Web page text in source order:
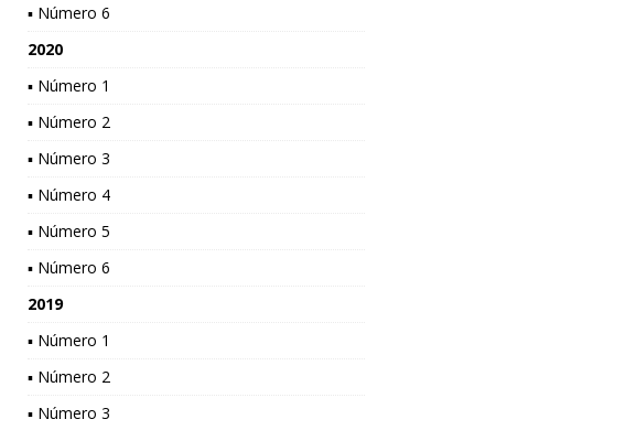
▪ Número 6
2020
▪ Número 1
▪ Número 2
▪ Número 3
▪ Número 4
▪ Número 5
▪ Número 6
2019
▪ Número 1
▪ Número 2
▪ Número 3